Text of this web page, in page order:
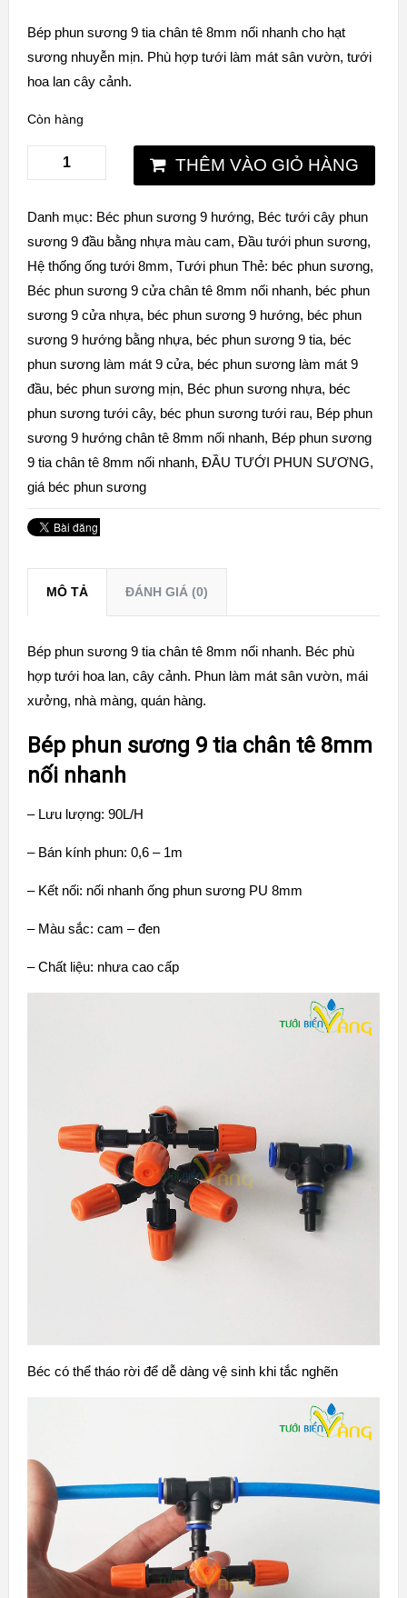
Bép phun sương 9 tia chân tê 8mm nối nhanh cho hạt
sương nhuyễn mịn. Phù hợp tưới làm mát sân vườn, tưới
hoa lan cây cảnh.
Còn hàng
THÊM VÀO GIỎ HÀNG
Danh mục: Béc phun sương 9 hướng, Béc tưới cây phun
sương 9 đầu bằng nhựa màu cam, Đầu tưới phun sương,
Hệ thống ống tưới 8mm, Tưới phun Thẻ: béc phun sương,
Béc phun sương 9 cửa chân tê 8mm nối nhanh, béc phun
sương 9 cửa nhựa, béc phun sương 9 hướng, béc phun
sương 9 hướng bằng nhựa, béc phun sương 9 tia, béc
phun sương làm mát 9 cửa, béc phun sương làm mát 9
đầu, béc phun sương mịn, Béc phun sương nhựa, béc
phun sương tưới cây, béc phun sương tưới rau, Bép phun
sương 9 hướng chân tê 8mm nối nhanh, Bép phun sương
9 tia chân tê 8mm nối nhanh, ĐẦU TƯỚI PHUN SƯƠNG,
giá béc phun sương
MÔ TẢ ĐÁNH GIÁ (0)
Bép phun sương 9 tia chân tê 8mm nối nhanh. Béc phù
hợp tưới hoa lan, cây cảnh. Phun làm mát sân vườn, mái
xưởng, nhà màng, quán hàng.
Bép phun sương 9 tia chân tê 8mm
nối nhanh
– Lưu lượng: 90L/H
– Bán kính phun: 0,6 – 1m
– Kết nối: nối nhanh ống phun sương PU 8mm
– Màu sắc: cam – đen
– Chất liệu: nhưa cao cấp
Béc có thể tháo rời để dễ dàng vệ sinh khi tắc nghẽn